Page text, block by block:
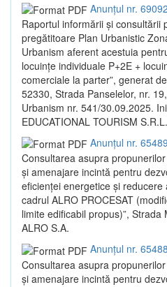
Anunțul nr.
Raportul informării și consultării
pregătitoare Plan Urbanistic
Urbanism aferent acestuia
locuințe individuale P+2E +
comerciale la parter”, generat
52330, Strada Panselelor, nr.
Urbanism nr. 541/30.09.2025.
EDUCATIONAL TOURISM S.R.L.
Anunțul nr.
Consultarea asupra
și amenajare incintă pentru
eficienței energetice și
cadrul ALRO PROCESAT
limite edificabil propus)”, Strada
ALRO S.A.
Anunțul nr.
Consultarea asupra
și amenajare incintă pentru